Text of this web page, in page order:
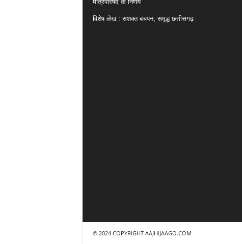
मंत्रिपरिषद के निर्णय
विशेष लेख : सशक्त बचपन, समृद्ध छत्तीसगढ़
© 2024 COPYRIGHT AAJHIJAAGO.COM